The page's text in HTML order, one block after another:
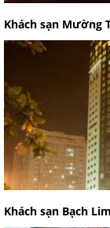
Khách sạn Mường
Khách sạn Bạch